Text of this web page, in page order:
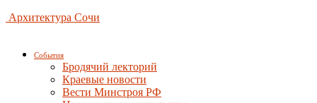
Архитектура Сочи
События
Бродячий лекторий
Краевые новости
Вести Минстроя РФ